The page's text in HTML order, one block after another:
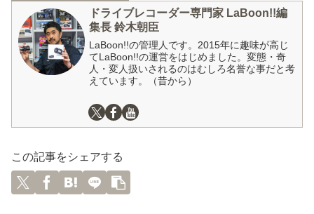
ドライブレコーダー専門家 LaBoon!!編
集長 鈴木朝臣
LaBoon!!の管理人です。2015年に趣味が高じ
てLaBoon!!の運営をはじめました。変態・奇
人・変人扱いされるのはむしろ名誉な事だと考
えています。（昔から）
この記事をシェアする